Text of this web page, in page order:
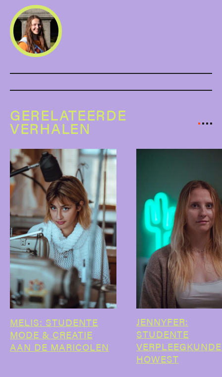
GERELATEERDE
VERHALEN
MELIS: STUDENTE
MODE & CREATIE
AAN DE MARICOLEN
JENNYFER:
STUDENTE
HOWEST